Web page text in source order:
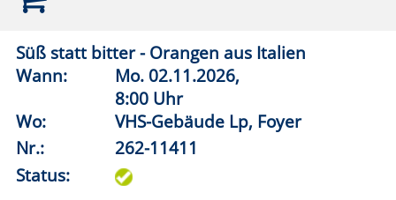
Biäelske Plattduitske Schaule (Plattdeutsche
Schule)
Mo.14.09.2026,
19:30 Uhr
Wo:
Warstein, Altes Rathaus Belecke
Nr.:
262-12204
Status: